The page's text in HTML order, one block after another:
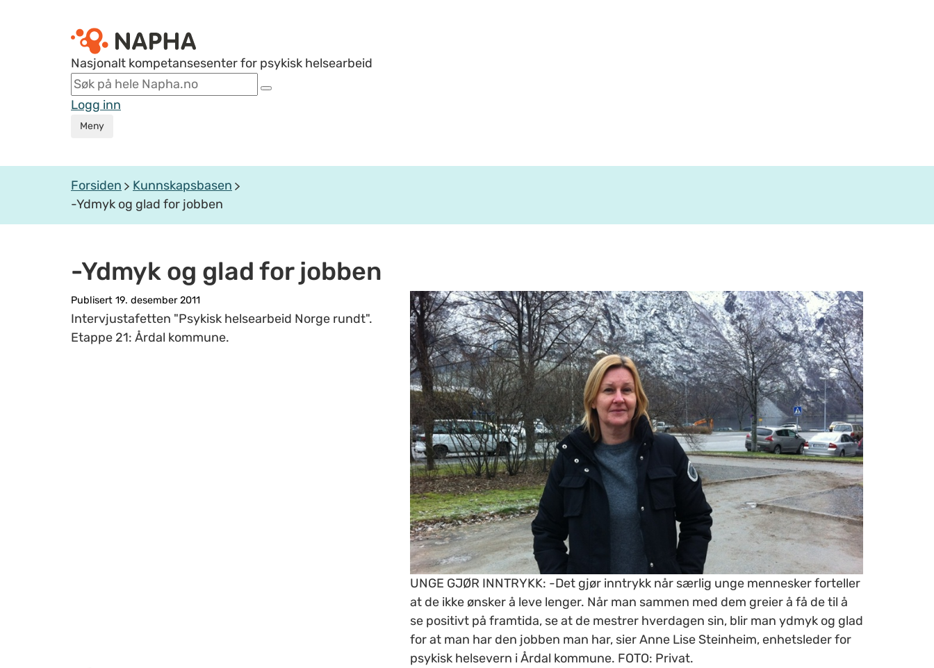
Nasjonalt kompetansesenter for psykisk helsearbeid
Logg inn
Meny
Forsiden
Kunnskapsbasen
-Ydmyk og glad for jobben
-Ydmyk og glad for jobben
Publisert 19. desember 2011
Intervjustafetten "Psykisk helsearbeid Norge rundt".
Etappe 21: Årdal kommune.
UNGE GJØR INNTRYKK: -Det gjør inntrykk når særlig unge mennesker forteller
at de ikke ønsker å leve lenger. Når man sammen med dem greier å få de til å
se positivt på framtida, se at de mestrer hverdagen sin, blir man ydmyk og glad
for at man har den jobben man har, sier Anne Lise Steinheim, enhetsleder for
psykisk helsevern i Årdal kommune. FOTO: Privat.